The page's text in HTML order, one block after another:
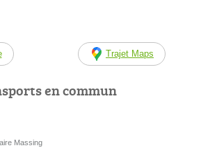
Trajet Maps
en commun
Massing